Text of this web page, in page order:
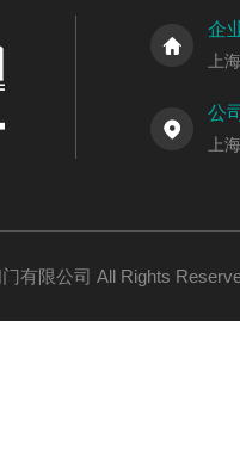
企
上
公
上
有限公司 All Rights